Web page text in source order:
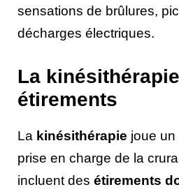
sensations de brûlures,
décharges électriques.
La
étirements
La kinésithérapie joue un
prise en charge de la
incluent des étirements